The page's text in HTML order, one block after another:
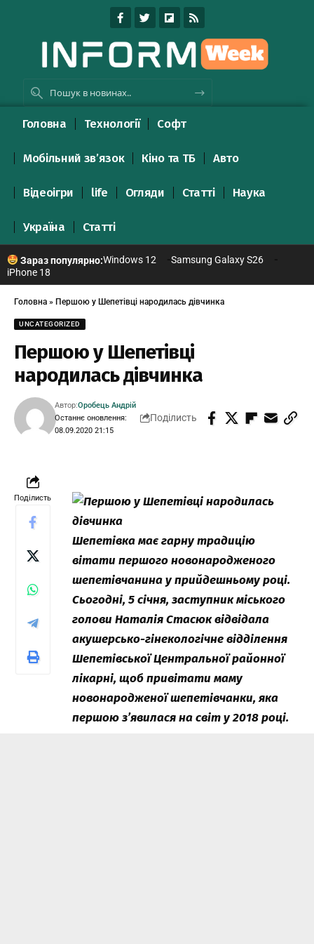
Головна Технології Софт
Мобільний зв’язок Кіно та ТБ Авто
Відеоігри life Огляди Статті Наука
Україна Статті
Зараз популярно:Windows 12
Samsung Galaxy S26
iPhone 18
Головна » Першою у Шепетівці народилась дівчинка
UNCATEGORIZED
Першою у Шепетівці
народилась дівчинка
Останнє оновлення:
08.09.2020 21:15
Автор:Оробець Андрій
Поділисть
Поділисть
Шепетівка має гарну традицію
вітати першого новонародженого
шепетівчанина у прийдешньому році.
Сьогодні, 5 січня, заступник міського
голови Наталія Стасюк відвідала
акушерсько-гінекологічне відділення
Шепетівської Центральної районної
лікарні, щоб привітати маму
новонародженої шепетівчанки, яка
першою з’явилася на світ у 2018 році.